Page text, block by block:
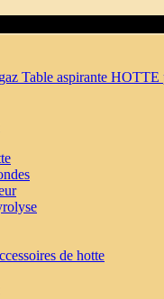
Table aspirante HOTTE
de hotte